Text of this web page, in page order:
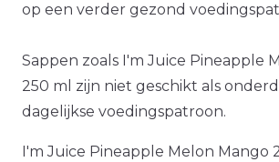
op een verder gezond
Sappen zoals I'm Juice Pineapple
250 ml zijn niet geschikt als
dagelijkse voedingspatroon.
I'm Juice Pineapple Melon Mango